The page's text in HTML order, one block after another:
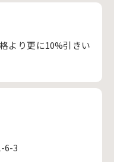
より更に10%引きい
6-3